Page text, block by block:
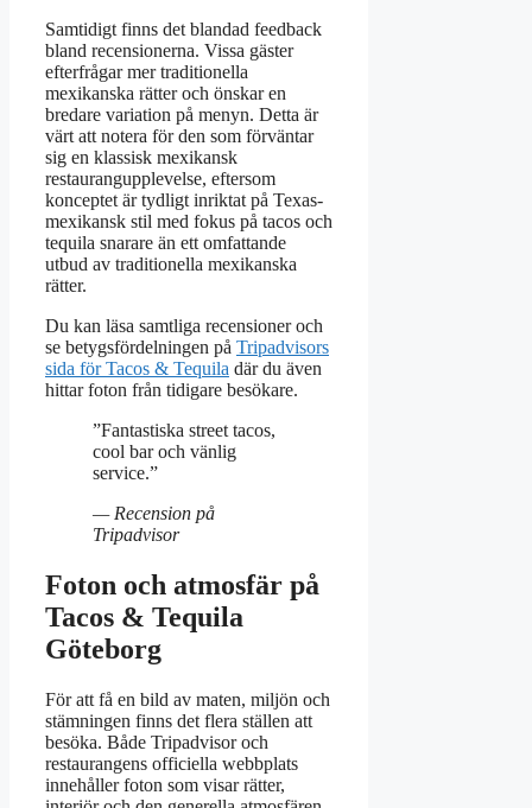
Samtidigt finns det blandad feedback
bland recensionerna. Vissa gäster
efterfrågar mer traditionella
mexikanska rätter och önskar en
bredare variation på menyn. Detta är
värt att notera för den som förväntar
sig en klassisk mexikansk
restaurangupplevelse, eftersom
konceptet är tydligt inriktat på Texas-
mexikansk stil med fokus på tacos och
tequila snarare än ett omfattande
utbud av traditionella mexikanska
rätter.
Du kan läsa samtliga recensioner och
se betygsfördelningen på Tripadvisors
sida för Tacos & Tequila där du även
hittar foton från tidigare besökare.
”Fantastiska street tacos,
cool bar och vänlig
service.”
— Recension på
Tripadvisor
Foton och atmosfär på
Tacos & Tequila
Göteborg
För att få en bild av maten, miljön och
stämningen finns det flera ställen att
besöka. Både Tripadvisor och
restaurangens officiella webbplats
innehåller foton som visar rätter,